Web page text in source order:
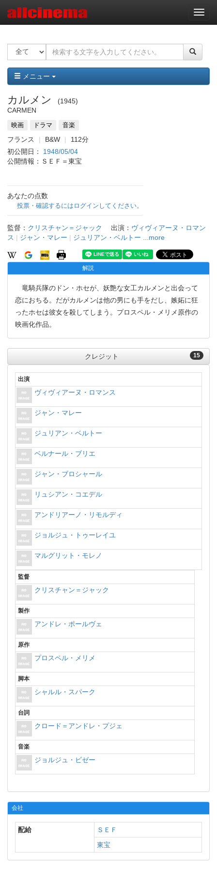
ナ
ビ
ー
ョ
ン
メニュー
カルメン
1945
CARMEN
映画 ドラマ 音楽
フランス B&W
112分
初公開日： 1948/05/04
公開情報：ＳＥＦ＝東宝
あなたの点数
投票・確認するにはログインしてください。
監督： クリスチャン＝ジャック 出演： ヴィヴィアーヌ・ロマン
ス | ジャン・マレー | ジュリアン・ベルトー ...more
解説
竜騎兵隊のドン・ホセが、妖艶な女工カルメンと出会って
恋におちる。だがカルメンは他の男にも手をだし、嫉妬に狂
ったホセは彼女を殺してしまう。プロスペル・メリメ原作の
映画化作品。
15
クレジット
出演
ヴィヴィアーヌ・ロマンス
ジャン・マレー
ジュリアン・ベルトー
ベルナール・ブリエ
ジャン・ブロシャール
リュシアン・コエデル
アンドリアーノ・リモルディ
ジョルジュ・トゥーレイユ
マルグリット・モレノ
監督
クリスチャン＝ジャック
製作
アンドレ・ポールヴェ
原作
プロスペル・メリメ
脚本
シャルル・スパーク
台詞
クロード＝アンドレ・プジェ
音楽
ジョルジュ・ビゼー
会社
配給
ＳＥＦ
東宝